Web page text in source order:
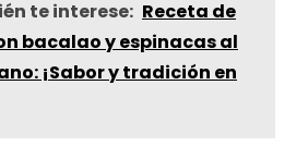
te interese: Receta de
bacalao y espinacas al
¡Sabor y tradición en